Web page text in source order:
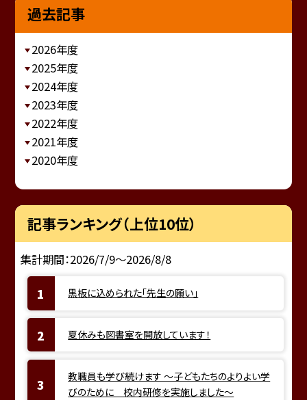
過去記事
2026年度
2025年度
2024年度
2023年度
2022年度
2021年度
2020年度
記事ランキング（上位10位）
集計期間：2026/7/9～2026/8/8
黒板に込められた「先生の願い」
夏休みも図書室を開放しています！
教職員も学び続けます ～子どもたちのよりよい学
びのために 校内研修を実施しました～